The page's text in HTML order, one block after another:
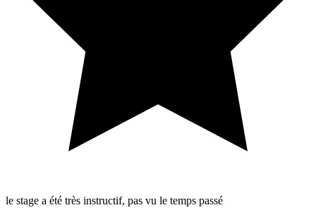
le stage a été très instructif, pas vu le temps passé